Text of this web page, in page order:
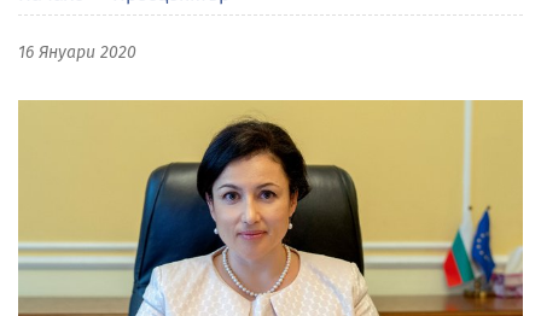
16 Януари 2020